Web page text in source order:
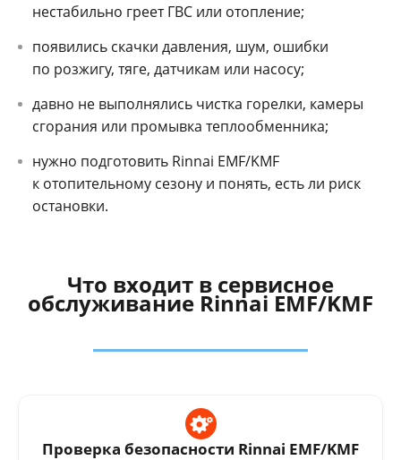
нестабильно греет ГВС или отопление;
появились скачки давления, шум, ошибки
по розжигу, тяге, датчикам или насосу;
давно не выполнялись чистка горелки, камеры
сгорания или промывка теплообменника;
нужно подготовить Rinnai EMF/KMF
к отопительному сезону и понять, есть ли риск
остановки.
Что входит в сервисное
обслуживание Rinnai EMF/KMF
Проверка безопасности Rinnai EMF/KMF